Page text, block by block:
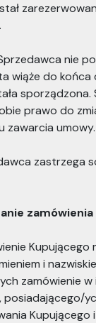
nie
wiąże do końca
sporządzona.
prawo do
zawarcia umowy.
zastrzega
zamówienia
Kupującego
i
zamówienie w
posiadającego/
Kupującego